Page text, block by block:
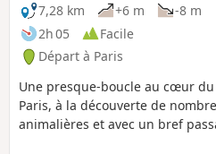
7,28 km
+6 m
-8 m
2h 05
Facile
Départ à Paris
Une presque-boucle au cœur
Paris, à la découverte de
animalières et avec un bref